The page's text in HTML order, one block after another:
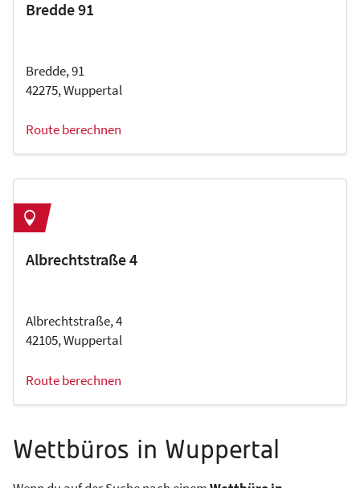
Bredde 91
Bredde, 91
42275, Wuppertal
Route berechnen
Albrechtstraße 4
Albrechtstraße, 4
42105, Wuppertal
Route berechnen
Wettbüros in Wuppertal